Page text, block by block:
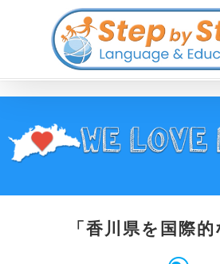
「香川県を国際的